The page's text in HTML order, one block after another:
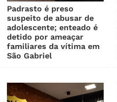
Padrasto é preso
suspeito de abusar de
adolescente; enteado é
detido por ameaçar
familiares da vítima em
São Gabriel